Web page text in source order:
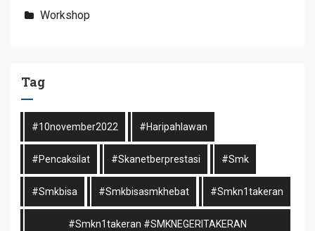
Workshop
Tag
#10november2022 #haripahlawan
#pencaksilat #skanetberprestasi #smk
#smkbisa #smkbisasmkhebat #smkn1takeran
#smkn1takeran #SMKNEGERITAKERAN